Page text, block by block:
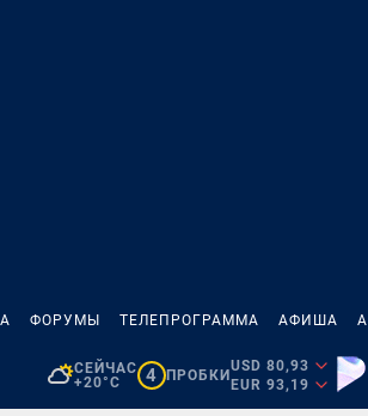
ФОРУМЫ ТЕЛЕПРОГРАММА АФИША
СЕЙЧАС
+20°C
4 ПРОБКИ
USD 80,93
EUR 93,19